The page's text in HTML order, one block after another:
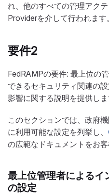
れ、他のすべての管理アク
Providerを介して行われます。
要件2
FedRAMPの要件: 最上位の
できるセキュリティ関連の
影響に関する説明を提供しま
このセクションでは、政府
に利用可能な設定を列挙し、
の広範なドキュメントをお客
最上位管理者によるイ
の設定